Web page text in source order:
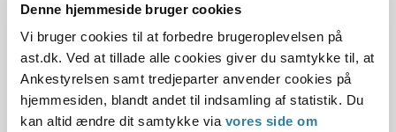
Denne hjemmeside bruger cookies
Vi bruger cookies til at forbedre brugeroplevelsen på
ast.dk. Ved at tillade alle cookies giver du samtykke til, at
Ankestyrelsen samt tredjeparter anvender cookies på
hjemmesiden, blandt andet til indsamling af statistik. Du
kan altid ændre dit samtykke via vores side om
Side 3: Oplysninger om borgeren
Side 4: Oplysninger om uenigheden og baggrunden
for at indbringe sagen for Ankestyrelsen